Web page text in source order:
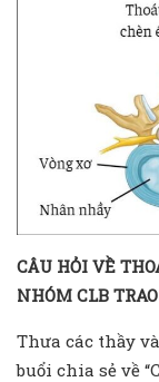
CÂU HỎI VỀ
NHÓM CLB
Thưa các thầy
buổi chia sẻ về